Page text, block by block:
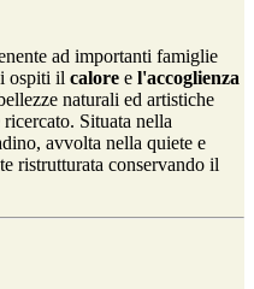
ad importanti famiglie
ospiti il calore e l'accoglienza
naturali ed artistiche
ricercato. Situata nella
avvolta nella quiete e
ristrutturata conservando il